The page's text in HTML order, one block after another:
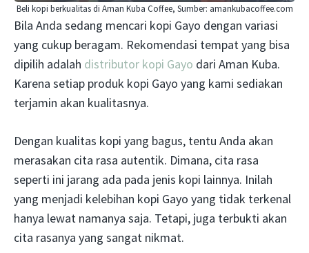
Beli kopi berkualitas di Aman Kuba Coffee, Sumber: amankubacoffee.com
Bila Anda sedang mencari kopi Gayo dengan variasi
yang cukup beragam. Rekomendasi tempat yang bisa
dipilih adalah distributor kopi Gayo dari Aman Kuba.
Karena setiap produk kopi Gayo yang kami sediakan
terjamin akan kualitasnya.
Dengan kualitas kopi yang bagus, tentu Anda akan
merasakan cita rasa autentik. Dimana, cita rasa
seperti ini jarang ada pada jenis kopi lainnya. Inilah
yang menjadi kelebihan kopi Gayo yang tidak terkenal
hanya lewat namanya saja. Tetapi, juga terbukti akan
cita rasanya yang sangat nikmat.